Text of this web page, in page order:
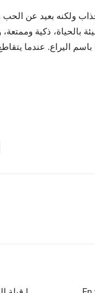
ولكنه بعيد عن الحب
بالحياة، ذكية